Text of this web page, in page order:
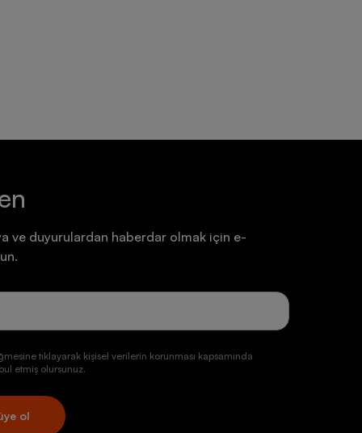
ve duyurulardan haberdar olmak için e-
tıklayarak kişisel verilerin korunması kapsamında
etmiş olursunuz.
ol